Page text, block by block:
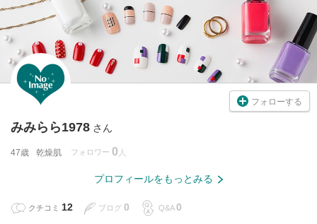
フォローする
みみらら1978 さん
47歳 乾燥肌 フォロワー 0
プロフィールをもっとみる
クチコミ 12 ブログ 0 Q&A 0